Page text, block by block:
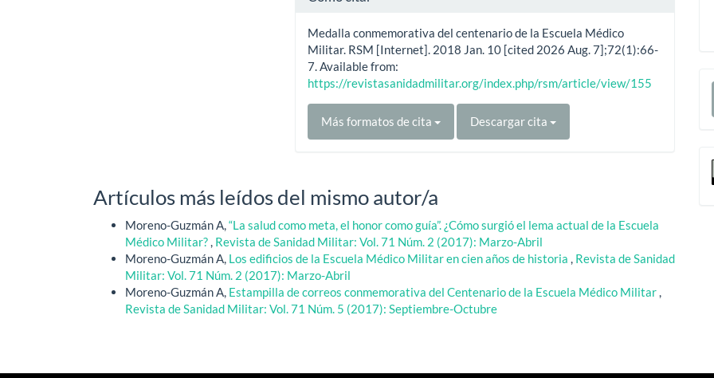
Medalla conmemorativa del centenario de la Escuela Médico
Militar. RSM [Internet]. 2018 Jan. 10 [cited 2026 Aug. 7];72(1):66-
7. Available from:
https://revistasanidadmilitar.org/index.php/rsm/article/view/155
Más formatos de cita Descargar cita
Artículos más leídos del mismo autor/a
Moreno-Guzmán A,“La salud como meta, el honor como guía”. ¿Cómo surgió el lema actual de la Escuela
Médico Militar?, Revista de Sanidad Militar: Vol. 71 Núm. 2 (2017): Marzo-Abril
Moreno-Guzmán A, Los edificios de la Escuela Médico Militar en cien años de historia , Revista de Sanidad
Militar: Vol. 71 Núm. 2 (2017): Marzo-Abril
Moreno-Guzmán A, Estampilla de correos conmemorativa del Centenario de la Escuela Médico Militar,
Revista de Sanidad Militar: Vol. 71 Núm. 5 (2017): Septiembre-Octubre